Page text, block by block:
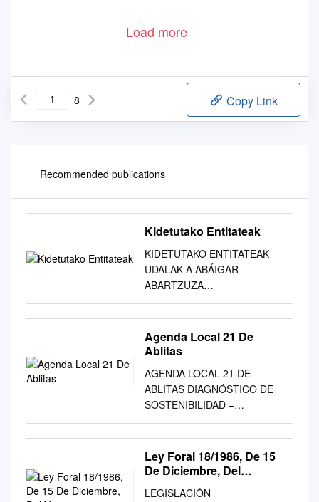
Load more
8 Copy Link
Recommended publications
Kidetutako Entitateak
KIDETUTAKO ENTITATEAK
UDALAK A ABÁIGAR
ABARTZUZA
ABAURREGAINA/ABAURREA
ALTA
ABAURREPEA/ABAURREA
BAJA ABERIN ABLITAS
CODÉS AIEGI ALLIN ALLO
ALSASUA / ALTSASU
AMÉSCOA BAJA ANDOSILLA
ANTSOAIN ANTZIN ANUE
AÑORBE ARAITZ ARAKIL
ARANARATXE ARANGUREN
ARANO ARANTZA ARAS
ARBIZU ARELLANO ARESO
Agenda Local 21 De
Ablitas
AGENDA LOCAL 21 DE
ABLITAS DIAGNÓSTICO DE
SOSTENIBILIDAD –
DOCUMENTO DAFO
Diciembre 2017 INDICE 1.-
INTRODUCCIÓN
................................................
............................ 1 2.-
Ley Foral 18/1986, De 15
De Diciembre, Del
Vascuence
LEGISLACIÓN